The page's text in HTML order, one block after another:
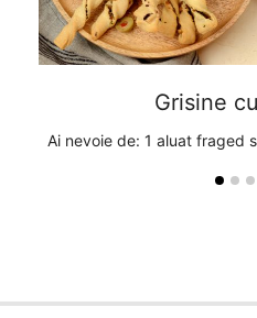
Grisine
Ai nevoie de: 1 aluat fraged